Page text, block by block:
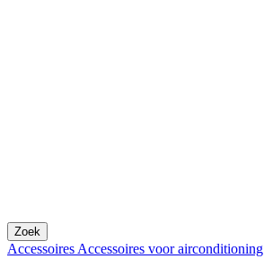
Zoek
Accessoires Accessoires voor airconditioning